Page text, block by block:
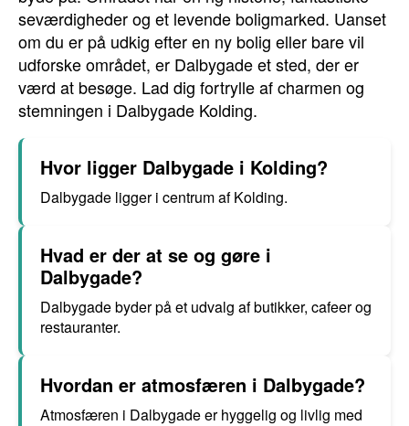
seværdigheder og et levende boligmarked. Uanset
om du er på udkig efter en ny bolig eller bare vil
udforske området, er Dalbygade et sted, der er
værd at besøge. Lad dig fortrylle af charmen og
stemningen i Dalbygade Kolding.
Hvor ligger Dalbygade i Kolding?
Dalbygade ligger i centrum af Kolding.
Hvad er der at se og gøre i
Dalbygade?
Dalbygade byder på et udvalg af butikker, cafeer og
restauranter.
Hvordan er atmosfæren i Dalbygade?
Atmosfæren i Dalbygade er hyggelig og livlig med